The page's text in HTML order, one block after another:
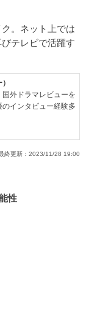
。ネット上では
テレビで活躍す
外ドラマレビューを
インタビュー経験多
終更新： 2023/11/28 19:00
性